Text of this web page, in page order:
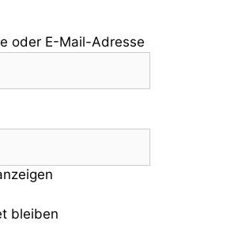
oder E-Mail-Adresse
bleiben